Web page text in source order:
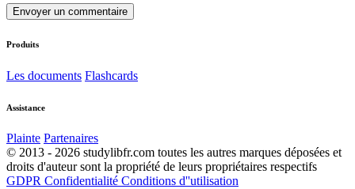
Envoyer un commentaire
Produits
Les documents Flashcards
Assistance
Plainte Partenaires
© 2013 - 2026 studylibfr.com toutes les autres marques déposées et
droits d'auteur sont la propriété de leurs propriétaires respectifs
GDPR Confidentialité Conditions d''utilisation